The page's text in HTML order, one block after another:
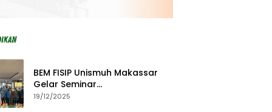
BEM FISIP Unismuh Makassar
Gelar Seminar
Keperempuanan, Bahas
19/12/2025